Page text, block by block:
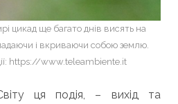
цикад ще багато днів висять на
і вкриваючи собою землю.
https://www.teleambiente.it
ця подія, – вихід та